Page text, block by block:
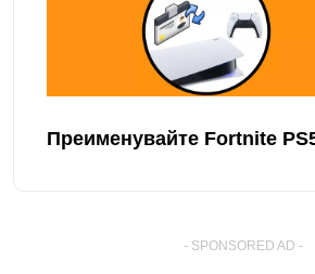
Преименувайте Fortnite
- SPONSORED AD -